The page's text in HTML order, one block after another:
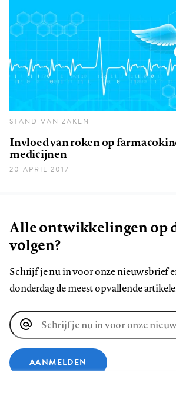
STAND VAN ZAKEN
Invloed van roken op
medicijnen
20 APRIL 2017
Alle ontwikkelingen op
volgen?
Schrijf je nu in voor onze nieuwsbrief
donderdag de meest opvallende
E-
mailadres
AANMELDEN